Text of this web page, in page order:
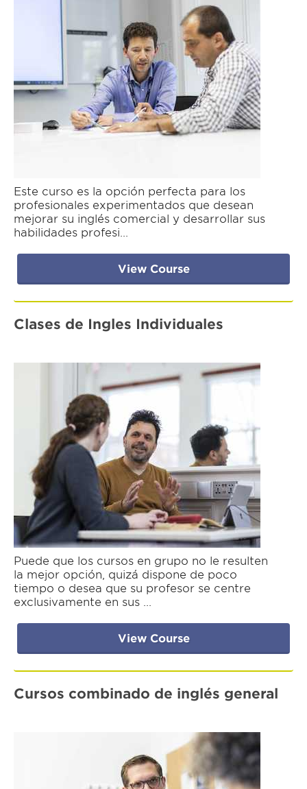
Este curso es la opción perfecta para los
profesionales experimentados que desean
mejorar su inglés comercial y desarrollar sus
habilidades profesi...
View Course
Clases de Ingles Individuales
Puede que los cursos en grupo no le resulten
la mejor opción, quizá dispone de poco
tiempo o desea que su profesor se centre
exclusivamente en sus ...
View Course
Cursos combinado de inglés general